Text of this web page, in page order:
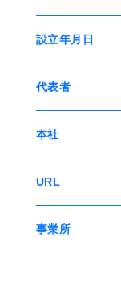
設立年月日
代表者
本社
URL
事業所